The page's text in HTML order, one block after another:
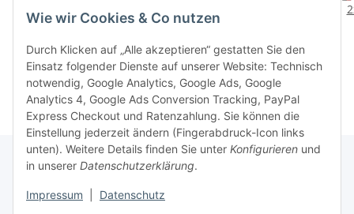
2x 2 Meter 4 mm²
Solarkabel
Verlängerungskabel
Anschlusskabel für
Solarmodule mit Stecker
kompatibel mit MC4 rot
und schwarz 0% MwSt.
für Berechtigte
5,99 €
Solarkabel
Verlängerungskabel
Anschlusskabel für
Solarmodule mit Stecker
kompatibel mit MC4 rot
und schwarz 0% MwSt.
für Berechtigte
7,49 €
Informationen
Wie wir Cookies & Co nutzen
Durch Klicken auf „Alle akzeptieren“ gestatten Sie den
Einsatz folgender Dienste auf unserer Website: Technisch
notwendig, Google Analytics, Google Ads, Google
Analytics 4, Google Ads Conversion Tracking, PayPal
Express Checkout und Ratenzahlung. Sie können die
Einstellung jederzeit ändern (Fingerabdruck-Icon links
unten). Weitere Details finden Sie unter Konfigurieren und
in unserer Datenschutzerklärung.
Impressum Datenschutz